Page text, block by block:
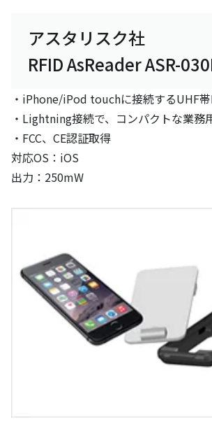
アスタリスク社
RFID AsReader ASR-
・iPhone/iPod touchに接続するUHF帯
・Lightning接続で、コンパクトな業務
・FCC、CE認証取得
対応OS：iOS
出力：250mW